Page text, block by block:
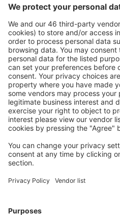
Buchen ohne Sorgen mit
Stornierungsoption.
Mehr sparen
Attraktive Preise und
Benutzer.
Unterkünfte, die Sie
Wählen Sie aus über 1,3
Hütten, Apartments und
Meist gesuchte
Unterkünfte in Großbritannien -